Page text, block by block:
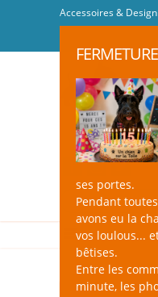
Accessoires &
FERMETURE
ses portes.
Pendant
avons eu la
vos loulous...
bêtises.
Entre les
minute, les